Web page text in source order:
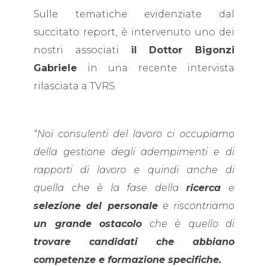
Sulle tematiche evidenziate dal
succitato report, è intervenuto uno dei
nostri associati il Dottor Bigonzi
Gabriele in una recente intervista
rilasciata a TVRS.
“Noi consulenti del lavoro ci occupiamo
della gestione degli adempimenti e di
rapporti di lavoro e quindi anche di
quella che è la fase dellaricerca e
selezione del personalee riscontriamo
un grande ostacolo che è quello di
trovare candidati che abbiano
competenze e formazione specifiche.